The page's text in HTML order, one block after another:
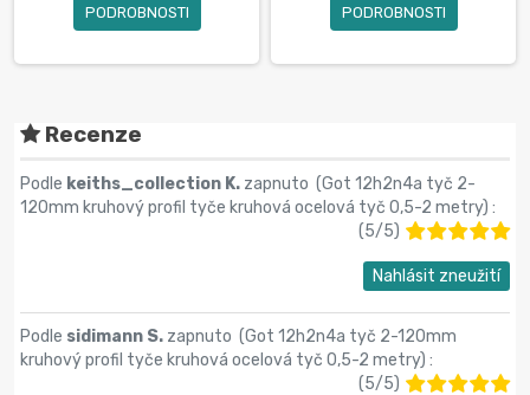
PODROBNOSTI PODROBNOSTI
Recenze
Podle keiths_collection K. zapnuto (Got 12h2n4a tyč 2-
120mm kruhový profil tyče kruhová ocelová tyč 0,5-2 metry) :
(5/5)
Nahlásit zneužití
Podle sidimann S. zapnuto (Got 12h2n4a tyč 2-120mm
kruhový profil tyče kruhová ocelová tyč 0,5-2 metry) :
(5/5)